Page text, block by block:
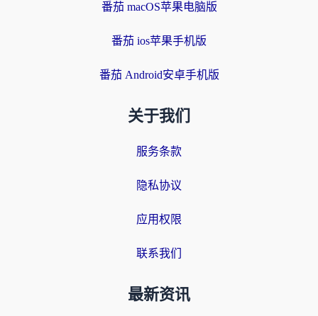
番茄 macOS苹果电脑版
番茄 ios苹果手机版
番茄 Android安卓手机版
关于我们
服务条款
隐私协议
应用权限
联系我们
最新资讯